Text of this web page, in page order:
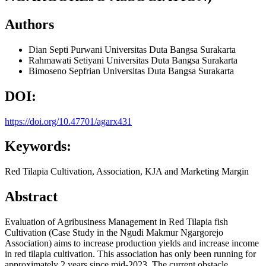
Authors
Dian Septi Purwani Universitas Duta Bangsa Surakarta
Rahmawati Setiyani Universitas Duta Bangsa Surakarta
Bimoseno Sepfrian Universitas Duta Bangsa Surakarta
DOI:
https://doi.org/10.47701/agarx431
Keywords:
Red Tilapia Cultivation, Association, KJA and Marketing Margin
Abstract
Evaluation of Agribusiness Management in Red Tilapia fish
Cultivation (Case Study in the Ngudi Makmur Ngargorejo
Association) aims to increase production yields and increase income
in red tilapia cultivation. This association has only been running for